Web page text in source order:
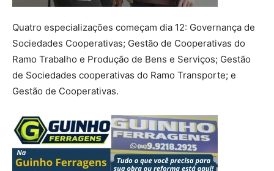
Quatro especializações começam dia 12: Governança de
Sociedades Cooperativas; Gestão de Cooperativas do
Ramo Trabalho e Produção de Bens e Serviços; Gestão
de Sociedades cooperativas do Ramo Transporte; e
Gestão de Cooperativas.